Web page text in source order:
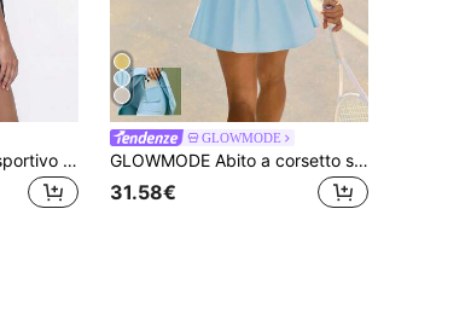
Eassivo Eassivo Abito sportivo nero con inserti a costine, effetto due pezzi, casual, adatto per pendolarismo e attività all'aperto
GLOWMODE
GLOWMODE Abito a corsetto senza schienale con pantaloncini integrati, tasche, adatto per tennis, golf, pickleball e uso casual quotidiano, realizzato in tessuto morbido e traspirante con coppe rimovibili e spalline regolabili
31.58€